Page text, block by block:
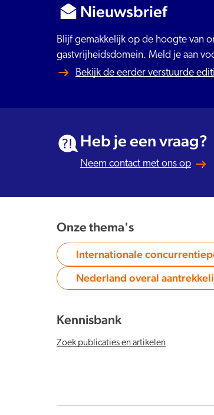
Nieuwsbrief
Blijf gemakkelijk op de hoogte van
gastvrijheidsdomein. Meld je aan
Bekijk de eerder verstuurde
Heb je een vraag?
Neem contact met ons op
Onze thema's
Category:
Internationale
Category:
Nederland overal
Kennisbank
Zoek publicaties en artikelen